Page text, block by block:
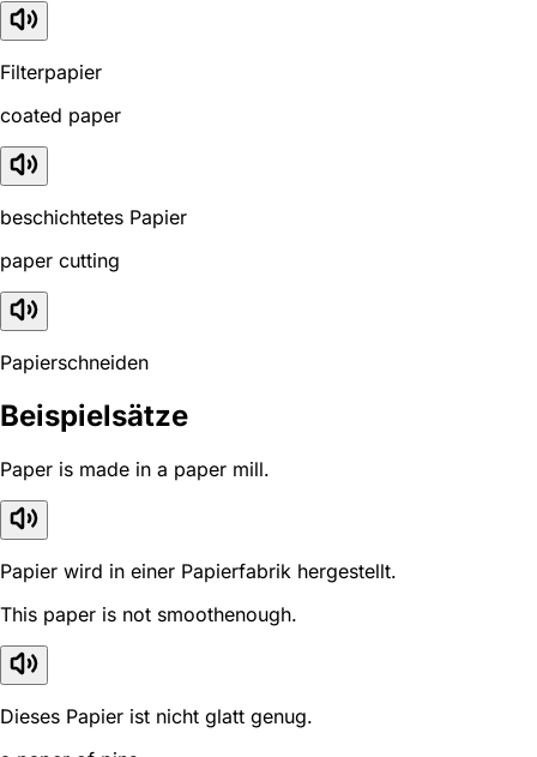
Filterpapier
coated paper
beschichtetes Papier
paper cutting
Papierschneiden
Beispielsätze
Paper is made in a paper mill.
Papier wird in einer Papierfabrik hergestellt.
This paper is not smoothenough.
Dieses Papier ist nicht glatt genug.